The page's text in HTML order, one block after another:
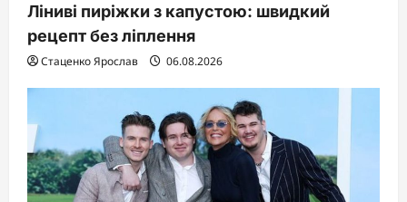
Ліниві пиріжки з капустою: швидкий
рецепт без ліплення
Стаценко Ярослав 06.08.2026